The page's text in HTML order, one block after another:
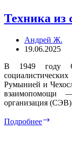
Техника из
Андрей Ж.
19.06.2025
В 1949 году
Румынией и
взаимопомощи —
организация
Подробнее